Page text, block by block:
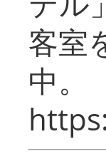
客室
中。